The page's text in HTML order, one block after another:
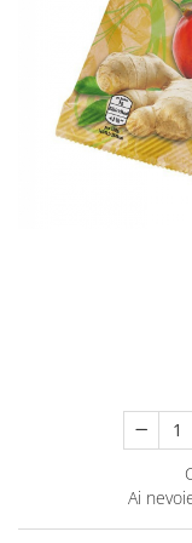
Faina bio si gris
Mixuri bio si blaturi
Paine bio
Ciocolata, cacao si
Cacao bio
Sare si mixuri de sare
Dulceata si creme
Compoturi bio
Ai